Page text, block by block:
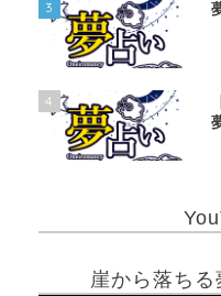
3
4
崖から落ち